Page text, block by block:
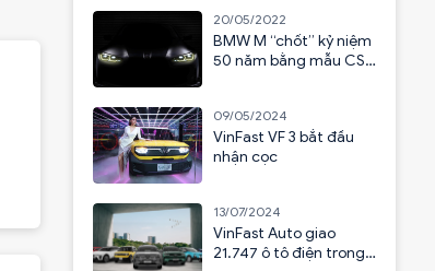
20/05/2022
BMW M “chốt” kỷ niệm
50 năm bằng mẫu CSL
09/05/2024
VinFast VF 3 bắt đầu
nhận cọc
13/07/2024
VinFast Auto giao
21.747 ô tô điện trong